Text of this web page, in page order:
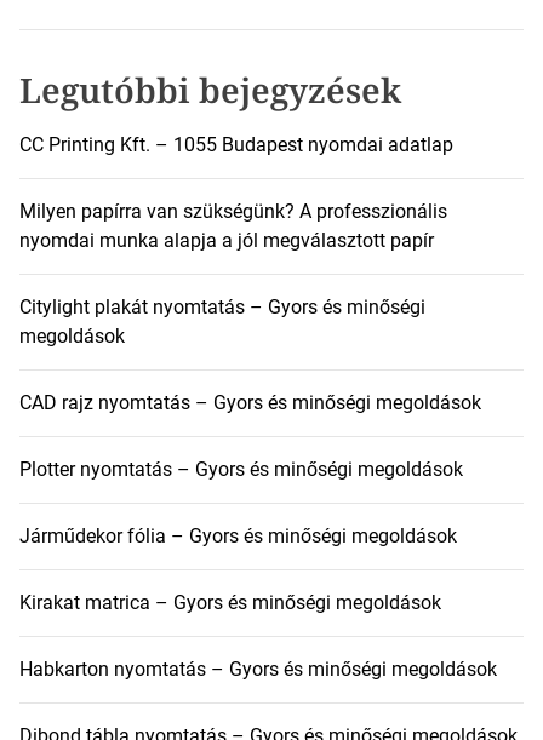
Legutóbbi bejegyzések
CC Printing Kft. – 1055 Budapest nyomdai adatlap
Milyen papírra van szükségünk? A professzionális
nyomdai munka alapja a jól megválasztott papír
Citylight plakát nyomtatás – Gyors és minőségi
megoldások
CAD rajz nyomtatás – Gyors és minőségi megoldások
Plotter nyomtatás – Gyors és minőségi megoldások
Járműdekor fólia – Gyors és minőségi megoldások
Kirakat matrica – Gyors és minőségi megoldások
Habkarton nyomtatás – Gyors és minőségi megoldások